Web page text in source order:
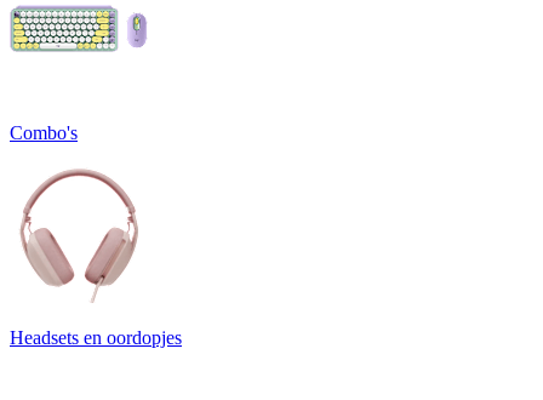
Combo's
Headsets en oordopjes